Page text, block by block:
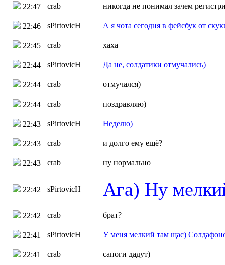
22:47 crab никогда не понимал зачем
22:46 sPirtovicH А я чота сегодня в фейсбук от
22:45 crab хаха
22:44 sPirtovicH Да не, солдатики отмучались)
22:44 crab отмучался)
22:44 crab поздравляю)
22:43 sPirtovicH Неделю)
22:43 crab и долго ему ещё?
22:43 crab ну нормально
22:42 sPirtovicH Ага) Ну
22:42 crab брат?
22:41 sPirtovicH У меня мелкий там щас)
22:41 crab сапоги дадут)